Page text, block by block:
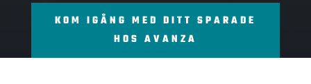
KOM IGÅNG MED DITT SPARADE
HOS AVANZA